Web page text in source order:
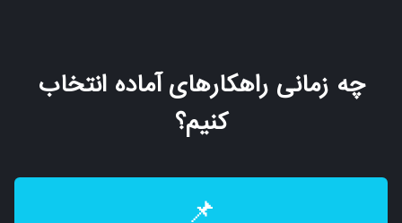
چه زمانی راهکارهای آماده انتخاب
کنیم؟